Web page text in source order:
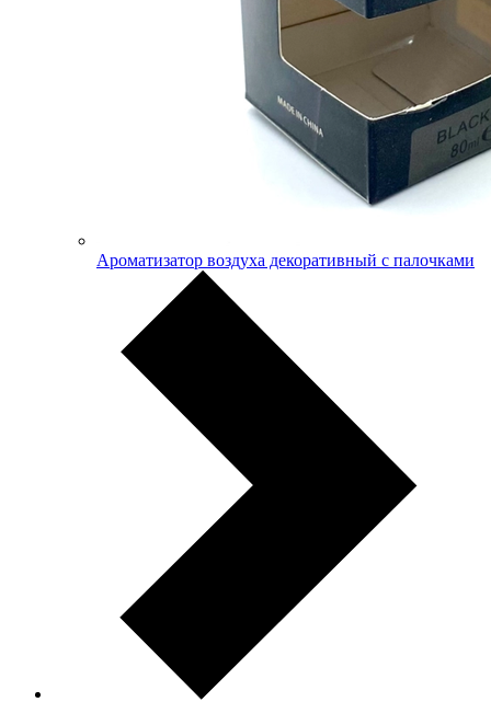
Ароматизатор воздуха декоративный с палочками